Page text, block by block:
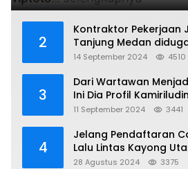
2
Kontraktor Pekerjaan
Tanjung Medan
Matrial Tanah tak
14 September 2024 4510
3
Dari Wartawan
Ini Dia Profil
Dapil 1 KKU
11 September 2024 3441
4
Jelang Pendaftaran
Lalu Lintas Kayong
Kondusif
28 Agustus 2024 3375